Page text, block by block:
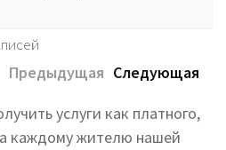
Предыдущая Следующая
услуги как платного,
каждому жителю нашей